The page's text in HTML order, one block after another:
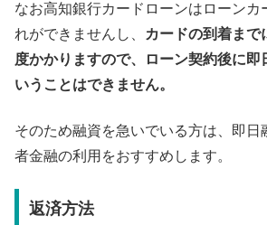
なお高知銀行カードローンはローンカ
れができませんし、
カードの到着まで
度かかりますので、ローン契約後に
いうことはできません。
そのため融資を急いでいる方は、即日
者金融の利用をおすすめします。
返済方法